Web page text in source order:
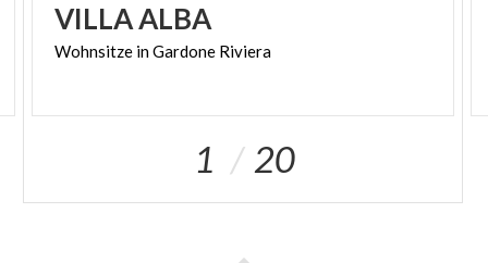
VILLAALBA
Wohnsitze inGardone Riviera
1 20